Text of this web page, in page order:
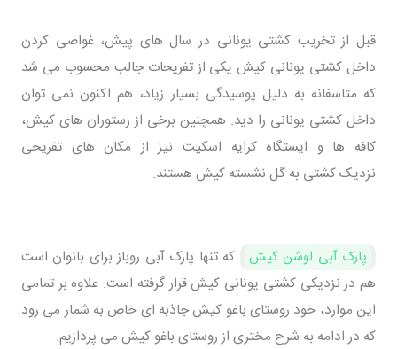
قبل از تخریب کشتی یونانی در سال های پیش، غواصی کردن
داخل کشتی یونانی کیش یکی از تفریحات جالب محسوب می شد
که متاسفانه به دلیل پوسیدگی بسیار زیاد، هم اکنون نمی توان
داخل کشتی یونانی را دید. همچنین برخی از رستوران های کیش،
کافه ها و ایستگاه کرایه اسکیت نیز از مکان های تفریحی
نزدیک کشتی به گل نشسته کیش هستند.
پارک آبی اوشن کیش
که تنها پارک آبی روباز برای بانوان است
هم در نزدیکی کشتی یونانی کیش قرار گرفته است. علاوه بر تمامی
این موارد، خود روستای باغو کیش جاذبه ای خاص به شمار می رود
که در ادامه به شرح مختری از روستای باغو کیش می پردازیم.